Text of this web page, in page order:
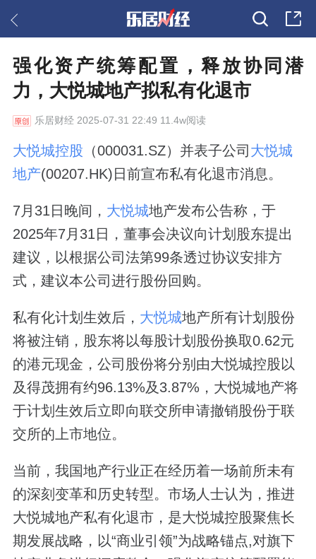
强化资产统筹配置，释放协同潜
力，大悦城地产拟私有化退市
乐居财经2025-07-31 22:49 11.4w阅读
大悦城控股 （000031.SZ）并表子公司大悦城
地产(00207.HK)日前宣布私有化退市消息。
7月31日晚间， 大悦城地产发布公告称，于
2025年7月31日，董事会决议向计划股东提出
建议，以根据公司法第99条透过协议安排方
式，建议本公司进行股份回购。
私有化计划生效后， 大悦城地产所有计划股份
将被注销，股东将以每股计划股份换取0.62元
的港元现金，公司股份将分别由大悦城控股以
及得茂拥有约96.13%及3.87%，大悦城地产将
于计划生效后立即向联交所申请撤销股份于联
交所的上市地位。
当前，我国地产行业正在经历着一场前所未有
的深刻变革和历史转型。市场人士认为，推进
大悦城地产私有化退市，是大悦城控股聚焦长
期发展战略，以“商业引领”为战略锚点,对旗下